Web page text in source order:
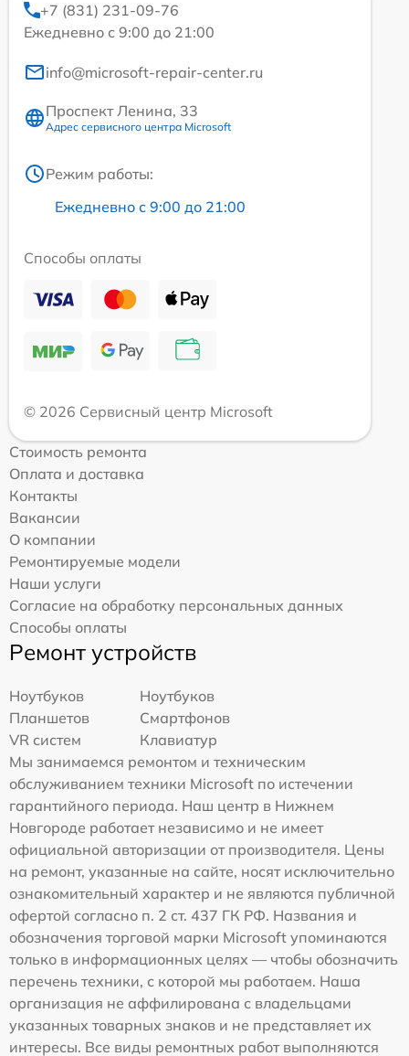
+7 (831) 231-09-76
Ежедневно с 9:00 до 21:00
info@microsoft-repair-center.ru
Проспект Ленина, 33
Адрес сервисного центра Microsoft
Режим работы:
Ежедневно с 9:00 до 21:00
Способы оплаты
© 2026 Сервисный центр Microsoft
Стоимость ремонта
Оплата и доставка
Контакты
Вакансии
О компании
Ремонтируемые модели
Наши услуги
Согласие на обработку персональных данных
Способы оплаты
Ремонт устройств
Ноутбуков
Ноутбуков
Планшетов
Смартфонов
VR систем
Клавиатур
Мы занимаемся ремонтом и техническим
обслуживанием техники Microsoft по истечении
гарантийного периода. Наш центр в Нижнем
Новгороде работает независимо и не имеет
официальной авторизации от производителя. Цены
на ремонт, указанные на сайте, носят исключительно
ознакомительный характер и не являются публичной
офертой согласно п. 2 ст. 437 ГК РФ. Названия и
обозначения торговой марки Microsoft упоминаются
только в информационных целях — чтобы обозначить
перечень техники, с которой мы работаем. Наша
организация не аффилирована с владельцами
указанных товарных знаков и не представляет их
интересы. Все виды ремонтных работ выполняются